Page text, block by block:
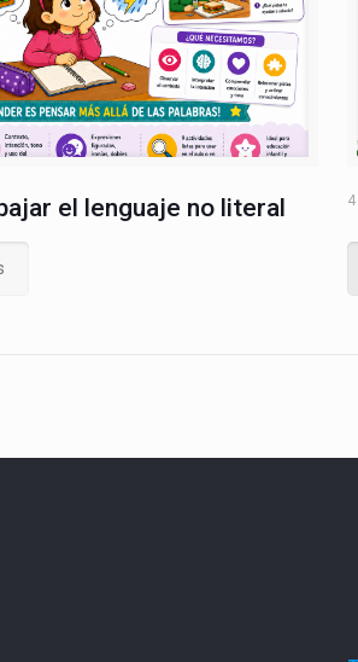
el lenguaje no literal